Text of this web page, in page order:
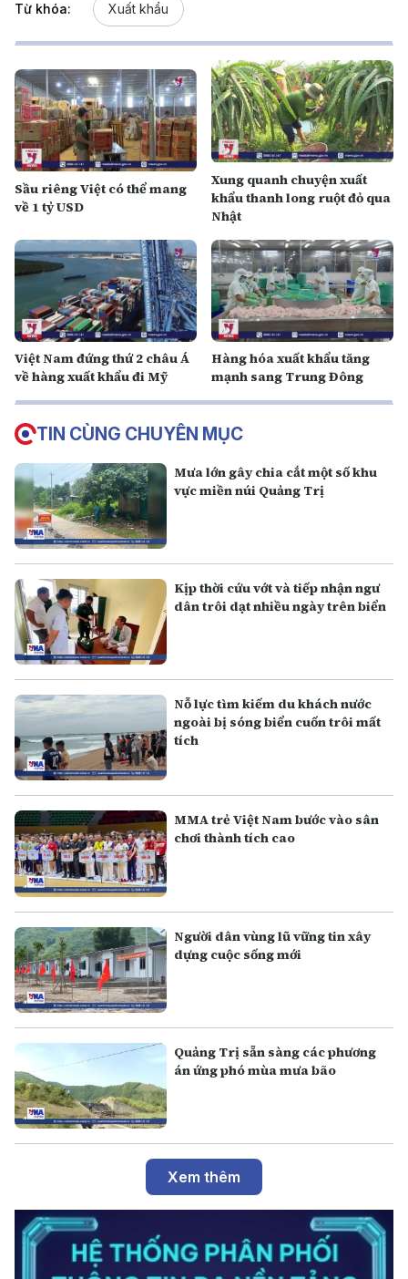
Từ khóa: Xuất khẩu
Sầu riêng Việt có thể mang
về 1 tỷ USD
Xung quanh chuyện xuất
khẩu thanh long ruột đỏ qua
Nhật
Việt Nam đứng thứ 2 châu Á
về hàng xuất khẩu đi Mỹ
Hàng hóa xuất khẩu tăng
mạnh sang Trung Đông
TIN CÙNG CHUYÊN MỤC
Mưa lớn gây chia cắt một số khu
vực miền núi Quảng Trị
Kịp thời cứu vớt và tiếp nhận ngư
dân trôi dạt nhiều ngày trên biển
Nỗ lực tìm kiếm du khách nước
ngoài bị sóng biển cuốn trôi mất
tích
MMA trẻ Việt Nam bước vào sân
chơi thành tích cao
Người dân vùng lũ vững tin xây
dựng cuộc sống mới
Quảng Trị sẵn sàng các phương
án ứng phó mùa mưa bão
Xem thêm